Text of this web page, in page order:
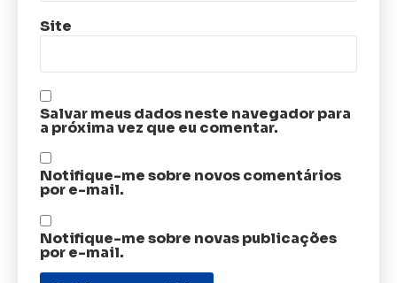
Site
Salvar meus dados neste navegador para
a próxima vez que eu comentar.
Notifique-me sobre novos comentários
por e-mail.
Notifique-me sobre novas publicações
por e-mail.